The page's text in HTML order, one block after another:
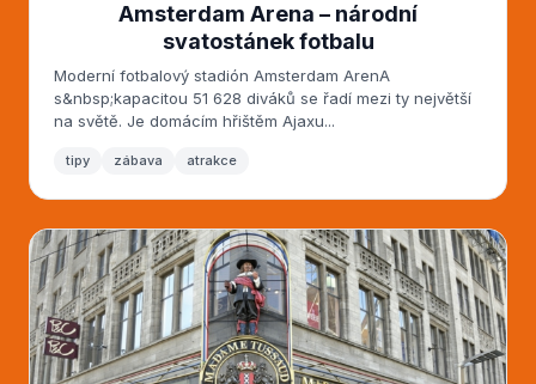
Amsterdam Arena – národní
svatostánek fotbalu
Moderní fotbalový stadión Amsterdam ArenA
s&nbsp;kapacitou 51 628 diváků se řadí mezi ty největší
na světě. Je domácím hřištěm Ajaxu...
tipy zábava atrakce